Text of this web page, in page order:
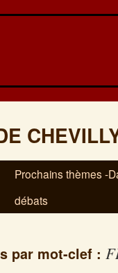
Prochains thèmes -
débats
par mot-clef :